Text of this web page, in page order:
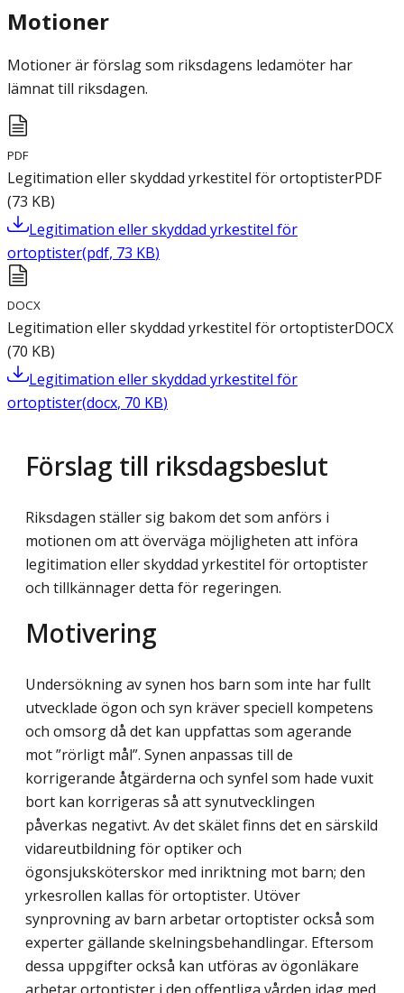
Motioner
Motioner är förslag som riksdagens ledamöter har
lämnat till riksdagen.
PDF
Legitimation eller skyddad yrkestitel för ortoptisterPDF
(73 KB)
Legitimation eller skyddad yrkestitel för
ortoptister(pdf, 73 KB)
DOCX
Legitimation eller skyddad yrkestitel för ortoptisterDOCX
(70 KB)
Legitimation eller skyddad yrkestitel för
ortoptister(docx, 70 KB)
Förslag till riksdagsbeslut
Riksdagen ställer sig bakom det som anförs i
motionen om att överväga möjligheten att införa
legitimation eller skyddad yrkestitel för ortoptister
och tillkännager detta för regeringen.
Motivering
Undersökning av synen hos barn som inte har fullt
utvecklade ögon och syn kräver speciell kompetens
och omsorg då det kan uppfattas som agerande
mot ”rörligt mål”. Synen an­passas till de
korrigerande åtgärderna och synfel som hade vuxit
bort kan korrigeras så att synutvecklingen
påverkas negativt. Av det skälet finns det en särskild
vidareutbildning för optiker och
ögonsjuksköterskor med inriktning mot barn; den
yrkesrollen kallas för ortoptister. Utöver
synprovning av barn arbetar ortoptister också som
experter gällande skelningsbehandlingar. Eftersom
dessa uppgifter också kan utföras av ögonläkare